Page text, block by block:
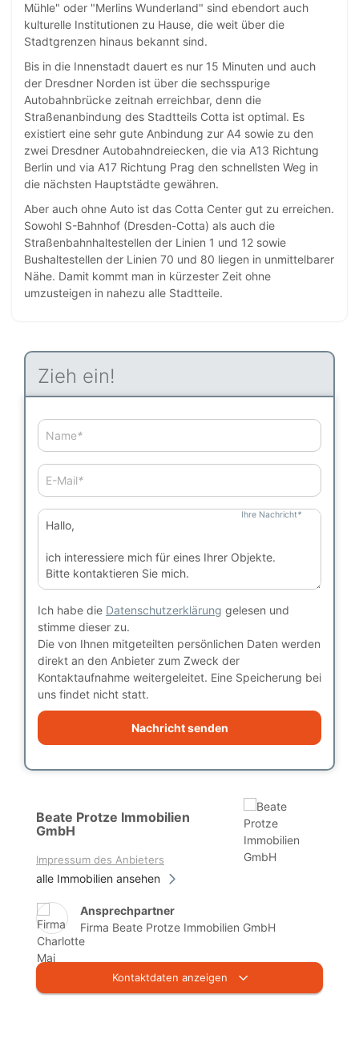
Mühle" oder "Merlins Wunderland" sind ebendort auch
kulturelle Institutionen zu Hause, die weit über die
Stadtgrenzen hinaus bekannt sind.
Bis in die Innenstadt dauert es nur 15 Minuten und auch
der Dresdner Norden ist über die sechsspurige
Autobahnbrücke zeitnah erreichbar, denn die
Straßenanbindung des Stadtteils Cotta ist optimal. Es
existiert eine sehr gute Anbindung zur A4 sowie zu den
zwei Dresdner Autobahndreiecken, die via A13 Richtung
Berlin und via A17 Richtung Prag den schnellsten Weg in
die nächsten Hauptstädte gewähren.
Aber auch ohne Auto ist das Cotta Center gut zu erreichen.
Sowohl S-Bahnhof (Dresden-Cotta) als auch die
Straßenbahnhaltestellen der Linien 1 und 12 sowie
Bushaltestellen der Linien 70 und 80 liegen in unmittelbarer
Nähe. Damit kommt man in kürzester Zeit ohne
umzusteigen in nahezu alle Stadtteile.
Zieh ein!
Name*
E-Mail*
Ihre Nachricht*
Ich habe die Datenschutzerklärung gelesen und
stimme dieser zu.
Die von Ihnen mitgeteilten persönlichen Daten werden
direkt an den Anbieter zum Zweck der
Kontaktaufnahme weitergeleitet. Eine Speicherung bei
uns findet nicht statt.
Nachricht senden
Beate Protze Immobilien
GmbH
Impressum des Anbieters
alle Immobilien ansehen
Ansprechpartner
Firma Beate Protze Immobilien GmbH
Kontaktdaten anzeigen